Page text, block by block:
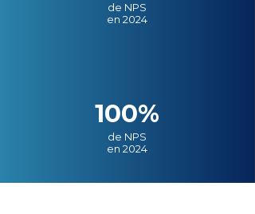
de NPS
en 2024
100%
de NPS
en 2024